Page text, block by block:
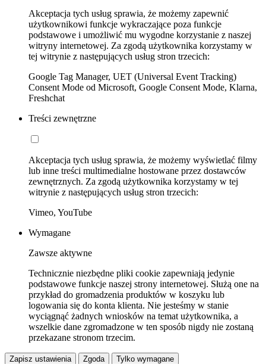
Akceptacja tych usług sprawia, że możemy zapewnić
użytkownikowi funkcje wykraczające poza funkcje
podstawowe i umożliwić mu wygodne korzystanie z naszej
witryny internetowej. Za zgodą użytkownika korzystamy w
tej witrynie z następujących usług stron trzecich:
Google Tag Manager, UET (Universal Event Tracking)
Consent Mode od Microsoft, Google Consent Mode, Klarna,
Freshchat
Treści zewnętrzne
Akceptacja tych usług sprawia, że możemy wyświetlać filmy
lub inne treści multimedialne hostowane przez dostawców
zewnętrznych. Za zgodą użytkownika korzystamy w tej
witrynie z następujących usług stron trzecich:
Vimeo, YouTube
Wymagane
Zawsze aktywne
Technicznie niezbędne pliki cookie zapewniają jedynie
podstawowe funkcje naszej strony internetowej. Służą one na
przykład do gromadzenia produktów w koszyku lub
logowania się do konta klienta. Nie jesteśmy w stanie
wyciągnąć żadnych wniosków na temat użytkownika, a
wszelkie dane zgromadzone w ten sposób nigdy nie zostaną
przekazane stronom trzecim.
Zapisz ustawienia Zgoda Tylko wymagane